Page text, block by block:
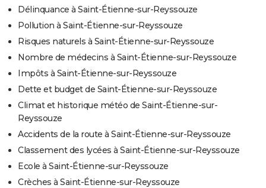
Délinquance à Saint-Étienne-sur-Reyssouze
Pollution à Saint-Étienne-sur-Reyssouze
Risques naturels à Saint-Étienne-sur-Reyssouze
Nombre de médecins à Saint-Étienne-sur-Reyssouze
Impôts à Saint-Étienne-sur-Reyssouze
Dette et budget de Saint-Étienne-sur-Reyssouze
Climat et historique météo de Saint-Étienne-sur-
Reyssouze
Accidents de la route à Saint-Étienne-sur-Reyssouze
Classement des lycées à Saint-Étienne-sur-Reyssouze
Ecole à Saint-Étienne-sur-Reyssouze
Crèches à Saint-Étienne-sur-Reyssouze